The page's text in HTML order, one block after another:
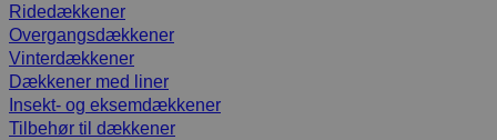
Ridedækkener
Overgangsdækkener
Vinterdækkener
Dækkener med liner
Insekt- og eksemdækkener
Tilbehør til dækkener